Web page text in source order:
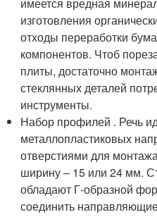
изготовления
отходы переработки
компонентов. Чтоб
плиты, достаточно
стеклянных деталей
инструменты.
Набор профилей . Речь
металлопластиковых
отверстиями для
ширину – 15 или 24 мм.
обладают Г-образной
соединить